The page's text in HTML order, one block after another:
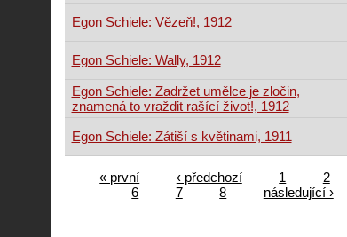
Egon Schiele: Vězeň!, 1912
Egon Schiele: Wally, 1912
Egon Schiele: Zadržet umělce je zločin,
znamená to vraždit rašící život!, 1912
Egon Schiele: Zátiší s květinami, 1911
« první ‹ předchozí 1 2
6
7 8 následující ›